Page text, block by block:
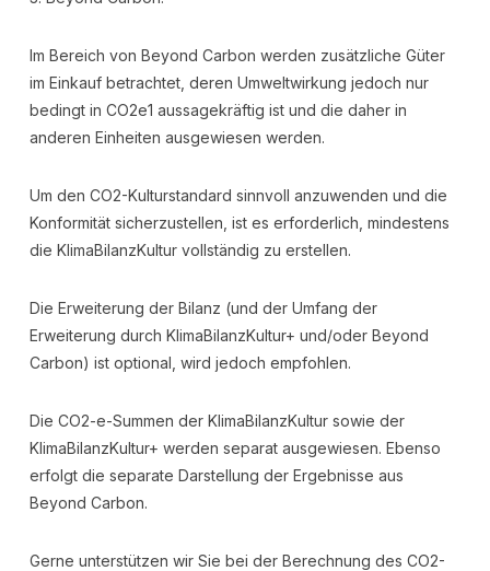
Im Bereich von Beyond Carbon werden zusätzliche Güter
im Einkauf betrachtet, deren Umweltwirkung jedoch nur
bedingt in CO2e1 aussagekräftig ist und die daher in
anderen Einheiten ausgewiesen werden.
​Um den CO2-Kulturstandard sinnvoll anzuwenden und die
Konformität sicherzustellen, ist es erforderlich, mindestens
die KlimaBilanzKultur vollständig zu erstellen.
Die Erweiterung der Bilanz (und der Umfang der
Erweiterung durch KlimaBilanzKultur+ und/oder Beyond
Carbon) ist optional, wird jedoch empfohlen.
Die CO2-e-Summen der KlimaBilanzKultur sowie der
KlimaBilanzKultur+ werden separat ausgewiesen. Ebenso
erfolgt die separate Darstellung der Ergebnisse aus
Beyond Carbon.
Gerne unterstützen wir Sie bei der Berechnung des CO2-